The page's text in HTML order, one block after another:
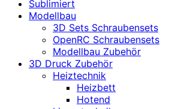
Sublimiert
Modellbau
3D Sets Schraubensets
OpenRC Schraubensets
Modellbau Zubehör
3D Druck Zubehör
Heiztechnik
Heizbett
Hotend